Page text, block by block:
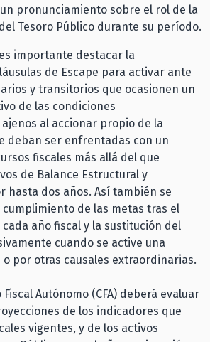
pronunciamiento sobre el rol de la
Tesoro Público durante su período.
importante destacar la
de Escape para activar ante
y transitorios que ocasionen un
de las condiciones
al accionar propio de la
deban ser enfrentadas con un
fiscales más allá del que
de Balance Estructural y
hasta dos años. Así también se
de las metas tras el
año fiscal y la sustitución del
cuando se active una
o por otras causales extraordinarias.
Autónomo (CFA) deberá evaluar
de los indicadores que
vigentes, y de los activos